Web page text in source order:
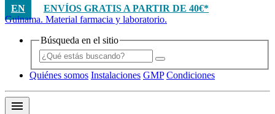
EN
ENVÍOS GRATIS A PARTIR DE 40€*
Guinama. Material farmacia y laboratorio.
Búsqueda en el sitio
Quiénes somos Instalaciones GMP Condiciones
menu